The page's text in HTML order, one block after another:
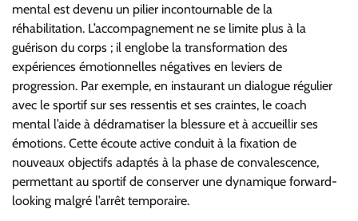
mental est devenu un pilier incontournable de la
réhabilitation. L’accompagnement ne se limite plus à la
guérison du corps ; il englobe la transformation des
expériences émotionnelles négatives en leviers de
progression. Par exemple, en instaurant un dialogue régulier
avec le sportif sur ses ressentis et ses craintes, le coach
mental l’aide à dédramatiser la blessure et à accueillir ses
émotions. Cette écoute active conduit à la fixation de
nouveaux objectifs adaptés à la phase de convalescence,
permettant au sportif de conserver une dynamique forward-
looking malgré l’arrêt temporaire.